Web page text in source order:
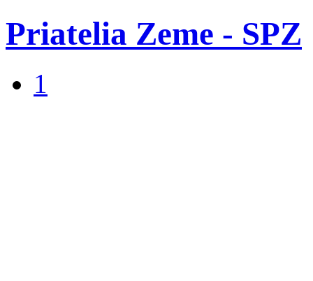
Priatelia Zeme - SPZ
1